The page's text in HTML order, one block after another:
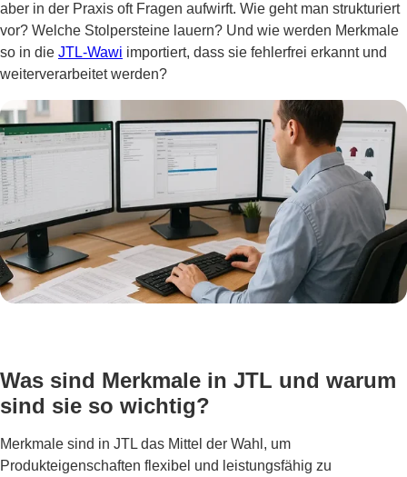
aber in der Praxis oft Fragen aufwirft. Wie geht man strukturiert
vor? Welche Stolpersteine lauern? Und wie werden Merkmale
so in die JTL-Wawi importiert, dass sie fehlerfrei erkannt und
weiterverarbeitet werden?
Was sind Merkmale in JTL und warum
sind sie so wichtig?
Merkmale sind in JTL das Mittel der Wahl, um
Produkteigenschaften flexibel und leistungsfähig zu